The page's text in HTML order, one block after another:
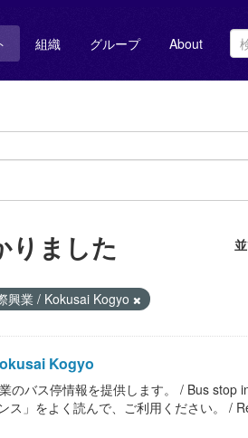
組織 グループ About
りました
興業 / Kokusai Kogyo
Kogyo
のバス停情報を提供します。 / Bus stop
ス」をよく読んで、ご利用ください。 /